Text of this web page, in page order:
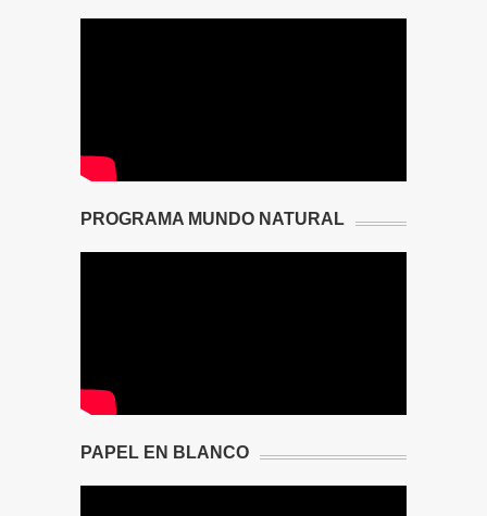
PROGRAMA MUNDO NATURAL
PAPEL EN BLANCO